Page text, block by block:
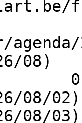
08)
08/
08/